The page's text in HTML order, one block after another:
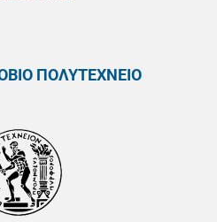
ΠΟΛΥΤΕΧΝΕΙΟ